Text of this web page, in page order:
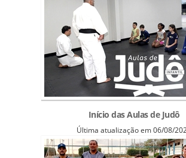
Início das Aulas de Judô
Última atualização em 06/08/